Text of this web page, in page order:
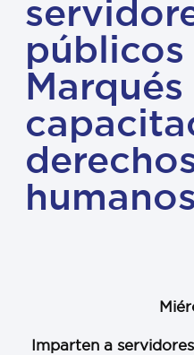
públicos
Marqués
humanos
Imparten a